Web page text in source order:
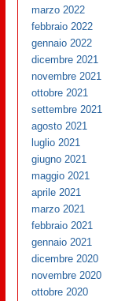
marzo 2022
febbraio 2022
gennaio 2022
dicembre 2021
novembre 2021
ottobre 2021
settembre 2021
agosto 2021
luglio 2021
giugno 2021
maggio 2021
aprile 2021
marzo 2021
febbraio 2021
gennaio 2021
dicembre 2020
novembre 2020
ottobre 2020